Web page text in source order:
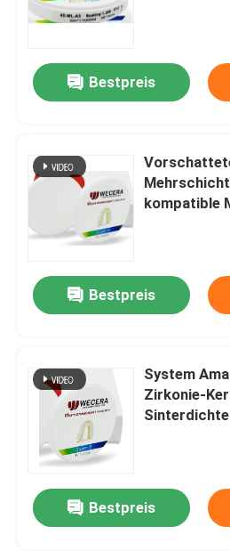
Bestpreis
kompatible
Bestpreis
System
Zirkonie-
Bestpreis